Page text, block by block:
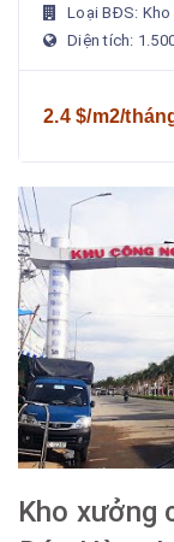
Loại BĐS: Kho
Diện tích:
2.4 $/m2/
Kho xưởng